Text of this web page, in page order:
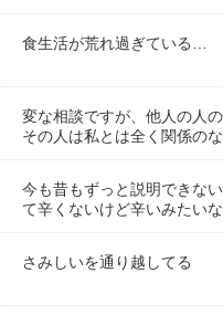
食生活が荒れ過ぎている…
変な相談ですが、他人の人
その人は私とは全く関係の
今も昔もずっと説明できな
て辛くないけど辛いみたい
さみしいを通り越してる